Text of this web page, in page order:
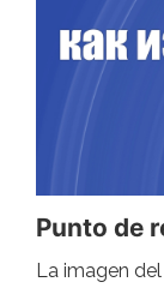
Punto de
La imagen